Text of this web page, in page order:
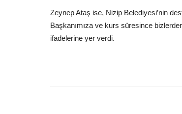
Zeynep Ataş ise, Nizip Belediyesi’nin
Başkanımıza ve kurs süresince
ifadelerine yer verdi.